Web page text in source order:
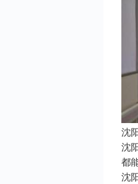
沈
沈
都
沈